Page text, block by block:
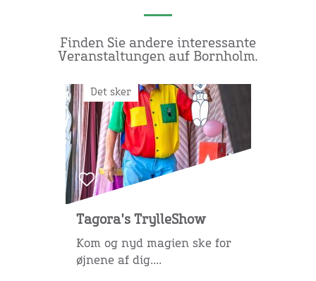
Finden Sie andere interessante
Veranstaltungen auf Bornholm.
Det sker
Tagora's TrylleShow
Kom og nyd magien ske for
øjnene af dig....